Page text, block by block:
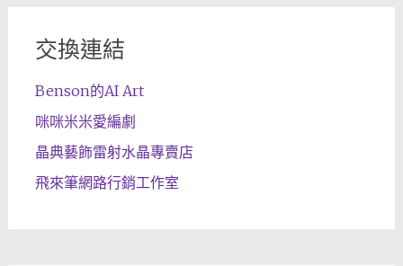
交換連結
Benson的AI Art
咪咪米米愛編劇
晶典藝飾雷射水晶專賣店
飛來筆網路行銷工作室